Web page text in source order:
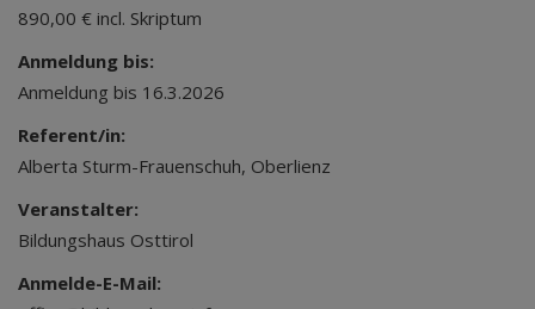
890,00 € incl. Skriptum
Anmeldung bis:
Anmeldung bis 16.3.2026
Referent/in:
Alberta Sturm-Frauenschuh, Oberlienz
Veranstalter:
Bildungshaus Osttirol
Anmelde-E-Mail: